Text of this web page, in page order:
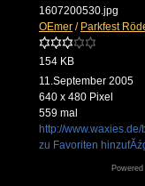
1607200530.jpg
OEmer / Parkfest
154 KB
11.September 2005
640 x 480 Pixel
559 mal
http://
zu Favoriten